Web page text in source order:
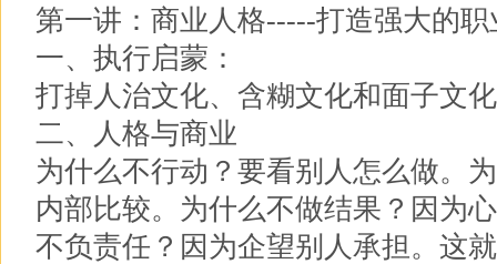
第一讲：商业人格-----打造强大的
一、执行启蒙：
打掉人治文化、含糊文化和面子文
二、人格与商业
为什么不行动？要看别人怎么做。
内部比较。为什么不做结果？因为
不负责任？因为企望别人承担。这